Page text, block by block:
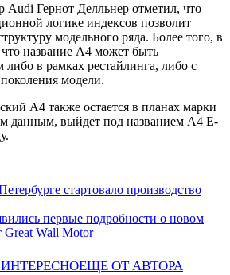
Audi Гернот Делльнер отметил, что
логике индексов позволит
модельного ряда. Более того, в
название A4 может быть
в рамках рестайлинга, либо с
модели.
A4 также остается в планах марки
данным, выйдет под названием A4 E-
стартовало производство
первые подробности о новом
Great Wall Motor
ЕЩЕ ОТ АВТОРА